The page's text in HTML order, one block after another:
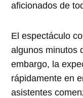
aficionados de
El espectáculo
algunos minutos
embargo, la
rápidamente en
asistentes